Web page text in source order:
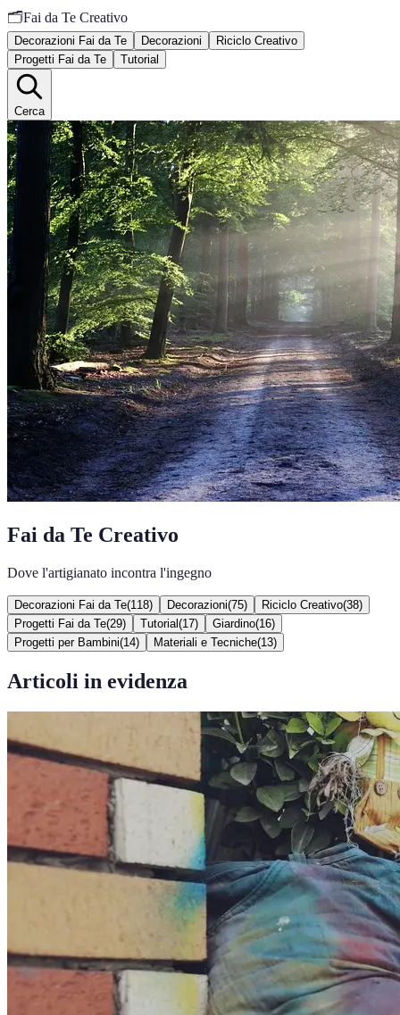
🗂️Fai da Te Creativo
Decorazioni Fai da Te Decorazioni
Riciclo Creativo
Progetti Fai da Te
Tutorial
Cerca
Fai da Te Creativo
Dove l'artigianato incontra l'ingegno
Decorazioni Fai da Te(118) Decorazioni(75) Riciclo Creativo(38)
Progetti Fai da Te(29) Tutorial (17) Giardino(16)
Progetti per Bambini(14) Materiali e Tecniche(13)
Articoli in evidenza